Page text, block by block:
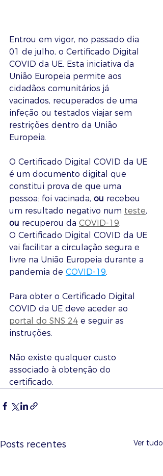
Entrou em vigor, no passado dia
01 de julho, o Certificado Digital
COVID da UE. Esta iniciativa da
União Europeia permite aos
cidadãos comunitários já
vacinados, recuperados de uma
infeção ou testados viajar sem
restrições dentro da União
Europeia.
O Certificado Digital COVID da UE
é um documento digital que
constitui prova de que uma
pessoa: foi vacinada, ou recebeu
um resultado negativo num teste,
ou recuperou da COVID-19.
O Certificado Digital COVID da UE
vai facilitar a circulação segura e
livre na União Europeia durante a
pandemia de COVID-19.
Para obter o Certificado Digital
COVID da UE deve aceder ao
portal do SNS 24 e seguir as
instruções.
Não existe qualquer custo
associado à obtenção do
certificado.
Posts recentes Ver tudo